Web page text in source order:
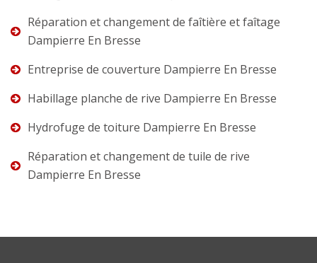
Réparation et changement de faîtière et faîtage
Dampierre En Bresse
Entreprise de couverture Dampierre En Bresse
Habillage planche de rive Dampierre En Bresse
Hydrofuge de toiture Dampierre En Bresse
Réparation et changement de tuile de rive
Dampierre En Bresse